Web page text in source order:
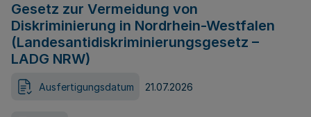
Gesetz zur Vermeidung von
Diskriminierung in Nordrhein-Westfalen
(Landesantidiskriminierungsgesetz –
LADG NRW)
Ausfertigungsdatum 21.07.2026